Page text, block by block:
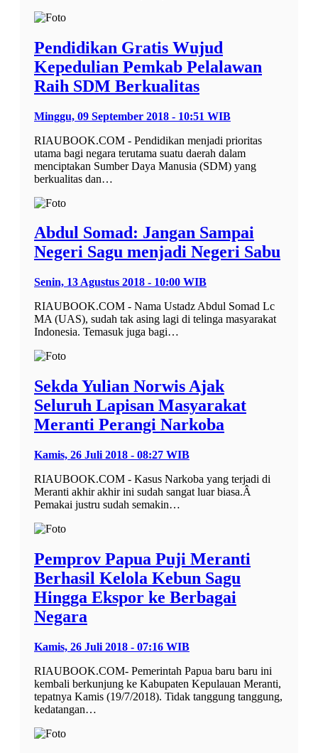
Pendidikan Gratis Wujud
Kepedulian Pemkab Pelalawan
Raih SDM Berkualitas
Minggu, 09 September 2018 - 10:51 WIB
RIAUBOOK.COM - Pendidikan menjadi prioritas
utama bagi negara terutama suatu daerah dalam
menciptakan Sumber Daya Manusia (SDM) yang
berkualitas dan…
Abdul Somad: Jangan Sampai
Negeri Sagu menjadi Negeri Sabu
Senin, 13 Agustus 2018 - 10:00 WIB
RIAUBOOK.COM - Nama Ustadz Abdul Somad Lc
MA (UAS), sudah tak asing lagi di telinga masyarakat
Indonesia. Temasuk juga bagi…
Sekda Yulian Norwis Ajak
Seluruh Lapisan Masyarakat
Meranti Perangi Narkoba
Kamis, 26 Juli 2018 - 08:27 WIB
RIAUBOOK.COM - Kasus Narkoba yang terjadi di
Meranti akhir akhir ini sudah sangat luar biasa.Â
Pemakai justru sudah semakin…
Pemprov Papua Puji Meranti
Berhasil Kelola Kebun Sagu
Hingga Ekspor ke Berbagai
Negara
Kamis, 26 Juli 2018 - 07:16 WIB
RIAUBOOK.COM- Pemerintah Papua baru baru ini
kembali berkunjung ke Kabupaten Kepulauan Meranti,
tepatnya Kamis (19/7/2018). Tidak tanggung tanggung,
kedatangan…